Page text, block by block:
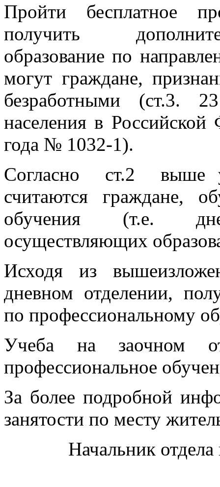
Пройти бесплатное
получить
образование по
могут граждане,
безработными (ст.3.
населения в
года № 1032-1).
Согласно ст.2 выше
считаются граждане,
обучения (т.е.
осуществляющих
Исходя из
дневном отделении,
по профессиональному
Учеба на заочном
профессиональное
За более подробной
занятости по месту
Начальник